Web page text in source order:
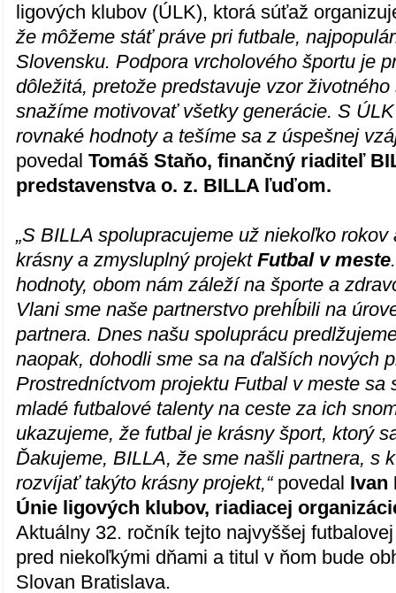
ligových klubov (ÚLK), ktorá súťaž
že môžeme stáť práve pri futbale,
Slovensku. Podpora vrcholového športu je
dôležitá, pretože predstavuje vzor
snažíme motivovať všetky generácie. S
rovnaké hodnoty a tešíme sa z úspešnej
povedalTomáš Staňo, finančný riaditeľ
predstavenstva o. z. BILLA ľuďom.
„S BILLA spolupracujeme už niekoľko
krásny a zmysluplný projektFutbal v meste
hodnoty, obom nám záleží na športe a
Vlani sme naše partnerstvo prehĺbili na
partnera. Dnes našu spoluprácu
naopak, dohodli sme sa na ďalších nových
Prostredníctvom projektu Futbal v meste sa
mladé futbalové talenty na ceste za ich
ukazujeme, že futbal je krásny šport, ktorý
Ďakujeme, BILLA, že sme našli partnera, s
rozvíjať takýto krásny projekt,“ povedal Ivan
Únie ligových klubov, riadiacej
Aktuálny 32. ročník tejto najvyššej
pred niekoľkými dňami a titul v ňom bude
Slovan Bratislava.